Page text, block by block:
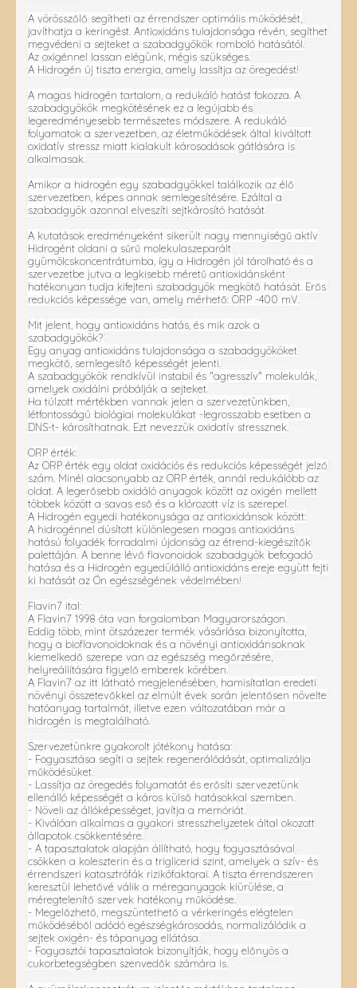
A vörösszőlő segítheti az érrendszer optimális működését,
javíthatja a keringést. Antioxidáns tulajdonsága révén, segíthet
megvédeni a sejteket a szabadgyökök romboló hatásától.
Az oxigénnel lassan elégünk, mégis szükséges.
A Hidrogén új tiszta energia, amely lassítja az öregedést!
A magas hidrogén tartalom, a redukáló hatást fokozza. A
szabadgyökök megkötésének ez a legújabb és
legeredményesebb természetes módszere. A redukáló
folyamatok a szervezetben, az életműködések által kiváltott
oxidatív stressz miatt kialakult károsodások gátlására is
alkalmasak.
Amikor a hidrogén egy szabadgyökkel találkozik az élő
szervezetben, képes annak semlegesítésére. Ezáltal a
szabadgyök azonnal elveszíti sejtkárosító hatását.
A kutatások eredményeként sikerült nagy mennyiségű aktív
Hidrogént oldani a sűrű molekulaszeparált
gyümölcskoncentrátumba, így a Hidrogén jól tárolható és a
szervezetbe jutva a legkisebb méretű antioxidánsként
hatékonyan tudja kifejteni szabadgyök megkötő hatását. Erős
redukciós képessége van, amely mérhető: ORP -400 mV.
Mit jelent, hogy antioxidáns hatás, és mik azok a
szabadgyökök?
Egy anyag antioxidáns tulajdonsága a szabadgyököket
megkötő, semlegesítő képességét jelenti.
A szabadgyökök rendkívül instabil és "agresszív" molekulák,
amelyek oxidálni próbálják a sejteket.
Ha túlzott mértékben vannak jelen a szervezetünkben,
létfontosságú biológiai molekulákat -legrosszabb esetben a
DNS-t- károsíthatnak. Ezt nevezzük oxidatív stressznek.
ORP érték:
Az ORP érték egy oldat oxidációs és redukciós képességét jelző
szám. Minél alacsonyabb az ORP érték, annál redukálóbb az
oldat. A legerősebb oxidáló anyagok között az oxigén mellett
többek között a savas eső és a klórozott víz is szerepel.
A Hidrogén egyedi hatékonysága az antioxidánsok között:
A hidrogénnel dúsított különlegesen magas antioxidáns
hatású folyadék forradalmi újdonság az étrend-kiegészítők
palettáján. A benne lévő flavonoidok szabadgyök befogadó
hatása és a Hidrogén egyedülálló antioxidáns ereje együtt fejti
ki hatását az Ön egészségének védelmében!
Flavin7 ital:
A Flavin7 1998 óta van forgalomban Magyarországon.
Eddig több, mint ötszázezer termék vásárlása bizonyította,
hogy a bioflavonoidoknak és a növényi antioxidánsoknak
kiemelkedő szerepe van az egészség megőrzésére,
helyreállítására figyelő emberek körében.
A Flavin7 az itt látható megjelenésében, hamisítatlan eredeti
növényi összetevőkkel az elmúlt évek során jelentősen növelte
hatóanyag tartalmát, illetve ezen változatában már a
hidrogén is megtalálható.
Szervezetünkre gyakorolt jótékony hatása:
- Fogyasztása segíti a sejtek regenerálódását, optimalizálja
működésüket.
- Lassítja az öregedés folyamatát és erősíti szervezetünk
ellenálló képességét a káros külső hatásokkal szemben.
- Növeli az állóképességet, javítja a memóriát.
- Kiválóan alkalmas a gyakori stresszhelyzetek által okozott
állapotok csökkentésére.
- A tapasztalatok alapján állítható, hogy fogyasztásával
csökken a koleszterin és a triglicerid szint, amelyek a szív- és
érrendszeri katasztrófák rizikófaktorai. A tiszta érrendszeren
keresztül lehetővé válik a méreganyagok kiürülése, a
méregtelenítő szervek hatékony működése.
- Megelőzhető, megszüntethető a vérkeringés elégtelen
működéséből adódó egészségkárosodás, normalizálódik a
sejtek oxigén- és tápanyag ellátása.
- Fogyasztói tapasztalatok bizonyítják, hogy előnyös a
cukorbetegségben szenvedők számára is.